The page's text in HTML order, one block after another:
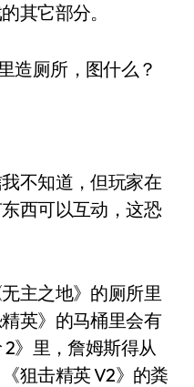
其它部分。
不知道，但玩家在
西可以互动，这恐
主之地》的厕所里
英》的马桶里会有
》里，詹姆斯得从
狙击精英 V2》的粪